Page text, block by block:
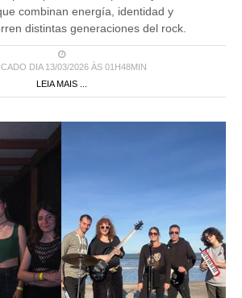
combinan energía, identidad y
distintas generaciones del rock.
DIA 13/03/2026 ÀS 01H48MIN
LEIA MAIS ...